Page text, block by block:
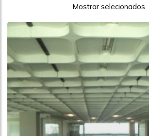
Mostrar selecionados